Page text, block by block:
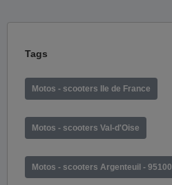
Tags
Motos - scooters Ile de France
Motos - scooters Val-d'Oise
Motos - scooters Argenteuil - 95100